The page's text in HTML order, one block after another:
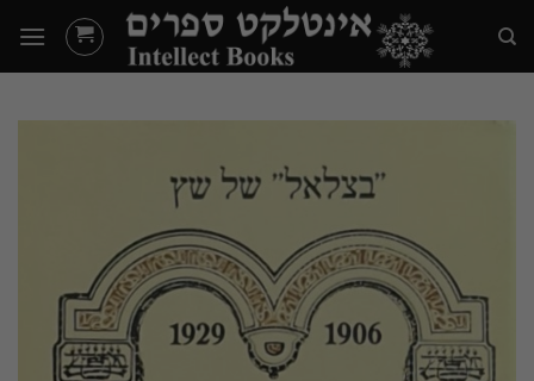
content